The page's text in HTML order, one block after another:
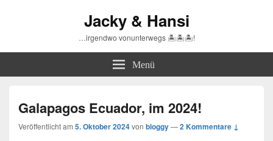
Jacky & Hansi
…irgendwo vonunterwegs 🏝🏝🏝!
Menü
Galapagos Ecuador, im 2024!
Veröffentlicht am 5. Oktober 2024von bloggy—2 Kommentare ↓